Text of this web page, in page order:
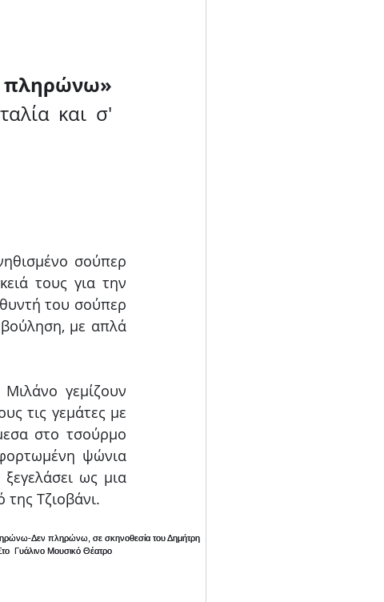
και σ'
σούπερ
τους για την
του σούπερ
με απλά
γεμίζουν
τις γεμάτες με
στο τσούρμο
ψώνια
ως μια
Τζιοβάνι.